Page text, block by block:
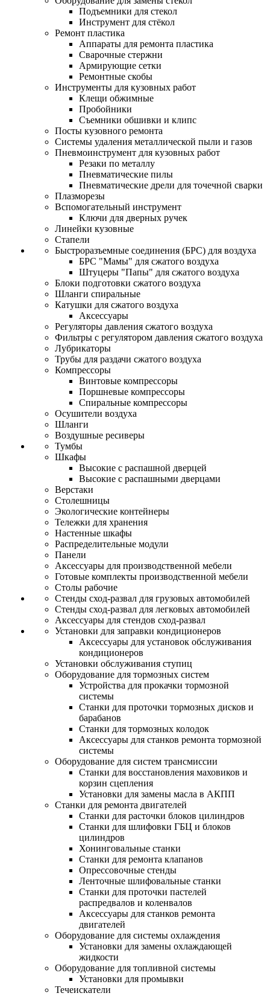
Подъемники для стекол
Инструмент для стёкол
Ремонт пластика
Аппараты для ремонта пластика
Сварочные стержни
Армирующие сетки
Ремонтные скобы
Инструменты для кузовных работ
Клещи обжимные
Пробойники
Съемники обшивки и клипс
Посты кузовного ремонта
Системы удаления металлической пыли и газов
Пневмоинструмент для кузовных работ
Резаки по металлу
Пневматические пилы
Пневматические дрели для точечной сварки
Плазморезы
Вспомогательный инструмент
Ключи для дверных ручек
Линейки кузовные
Стапели
Быстроразъемные соединения (БРС) для воздуха
БРС "Мамы" для сжатого воздуха
Штуцеры "Папы" для сжатого воздуха
Блоки подготовки сжатого воздуха
Шланги спиральные
Катушки для сжатого воздуха
Аксессуары
Регуляторы давления сжатого воздуха
Фильтры с регулятором давления сжатого воздуха
Лубрикаторы
Трубы для раздачи сжатого воздуха
Компрессоры
Винтовые компрессоры
Поршневые компрессоры
Спиральные компрессоры
Осушители воздуха
Шланги
Воздушные ресиверы
Тумбы
Шкафы
Высокие с распашной дверцей
Высокие с распашными дверцами
Верстаки
Столешницы
Экологические контейнеры
Тележки для хранения
Настенные шкафы
Распределительные модули
Панели
Аксессуары для производственной мебели
Готовые комплекты производственной мебели
Столы рабочие
Стенды сход-развал для грузовых автомобилей
Стенды сход-развал для легковых автомобилей
Аксессуары для стендов сход-развал
Установки для заправки кондиционеров
Аксессуары для установок обслуживания
кондиционеров
Установки обслуживания ступиц
Оборудование для тормозных систем
Устройства для прокачки тормозной
системы
Станки для проточки тормозных дисков и
барабанов
Станки для тормозных колодок
Аксессуары для станков ремонта тормозной
системы
Оборудование для систем трансмиссии
Станки для восстановления маховиков и
корзин сцепления
Установки для замены масла в АКПП
Станки для ремонта двигателей
Станки для расточки блоков цилиндров
Станки для шлифовки ГБЦ и блоков
цилиндров
Хонинговальные станки
Станки для ремонта клапанов
Опрессовочные стенды
Ленточные шлифовальные станки
Станки для проточки пастелей
распредвалов и коленвалов
Аксессуары для станков ремонта
двигателей
Оборудование для системы охлаждения
Установки для замены охлаждающей
жидкости
Оборудование для топливной системы
Установки для промывки
Течеискатели